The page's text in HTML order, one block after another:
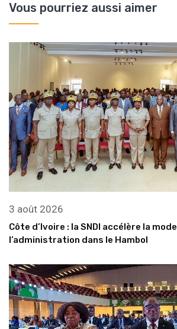
Vous pourriez aussi aimer
3 août 2026
Côte d’Ivoire : la SNDI accélère la
l’administration dans le Hambol